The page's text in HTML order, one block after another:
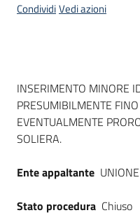
CondividiVedi azioni
Dati del bando
INSERIMENTO MINORE
PRESUMIBILMENTE
EVENTUALMENTE
SOLIERA.
Ente appaltante
Stato procedura Chiuso